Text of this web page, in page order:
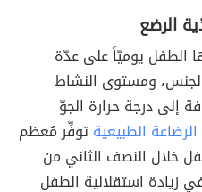
الرضع
الطفل يوميّاً على عدّة
ومستوى النشاط
إلى درجة حرارة الجوّ
الرضاعة الطبيعيةتوفِّر مُعظم
خلال النصف الثاني من
زيادة استقلالية الطفل